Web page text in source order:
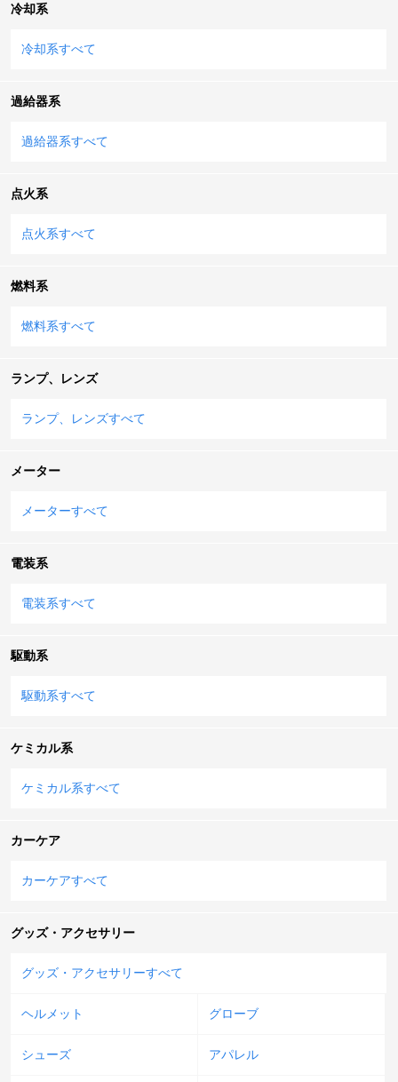
冷却系
冷却系すべて
過給器系
過給器系すべて
点火系
点火系すべて
燃料系
燃料系すべて
ランプ、レンズ
ランプ、レンズすべて
メーター
メーターすべて
電装系
電装系すべて
駆動系
駆動系すべて
ケミカル系
ケミカル系すべて
カーケア
カーケアすべて
グッズ・アクセサリー
グッズ・アクセサリーすべて
ヘルメット グローブ
シューズ アパレル